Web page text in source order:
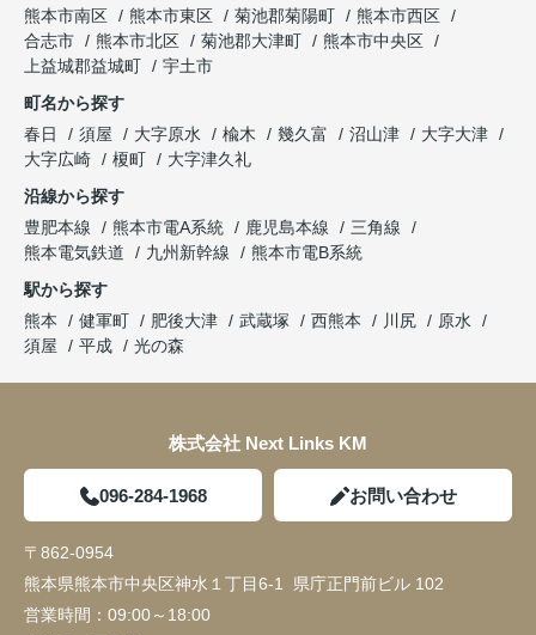
熊本市南区
熊本市東区 菊池郡菊陽町
熊本市西区
合志市
熊本市北区 菊池郡大津町
熊本市中央区
上益城郡益城町
宇土市
町名から探す
春日
須屋 大字原水 楡木 幾久富 沼山津
大字大津
大字広崎
榎町
大字津久礼
沿線から探す
豊肥本線
熊本市電A系統 鹿児島本線
三角線
熊本電気鉄道
九州新幹線
熊本市電B系統
駅から探す
熊本
健軍町 肥後大津 武蔵塚 西熊本 川尻
原水
須屋
平成 光の森
株式会社 Next Links KM
096-284-1968 お問い合わせ
〒862-0954
熊本県熊本市中央区神水１丁目6-1 県庁正門前ビル 102
営業時間： 09:00～18:00